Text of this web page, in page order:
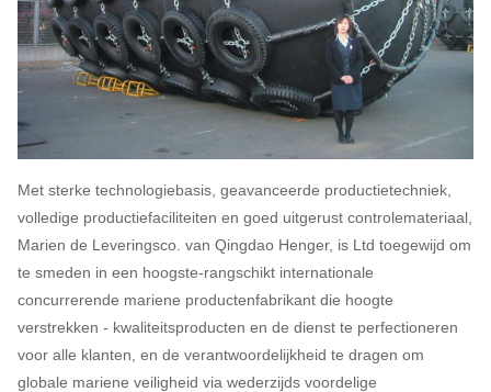
Met sterke technologiebasis, geavanceerde productietechniek,
volledige productiefaciliteiten en goed uitgerust controlemateriaal,
Marien de Leveringsco. van Qingdao Henger, is Ltd toegewijd om
te smeden in een hoogste-rangschikt internationale
concurrerende mariene productenfabrikant die hoogte
verstrekken - kwaliteitsproducten en de dienst te perfectioneren
voor alle klanten, en de verantwoordelijkheid te dragen om
globale mariene veiligheid via wederzijds voordelige